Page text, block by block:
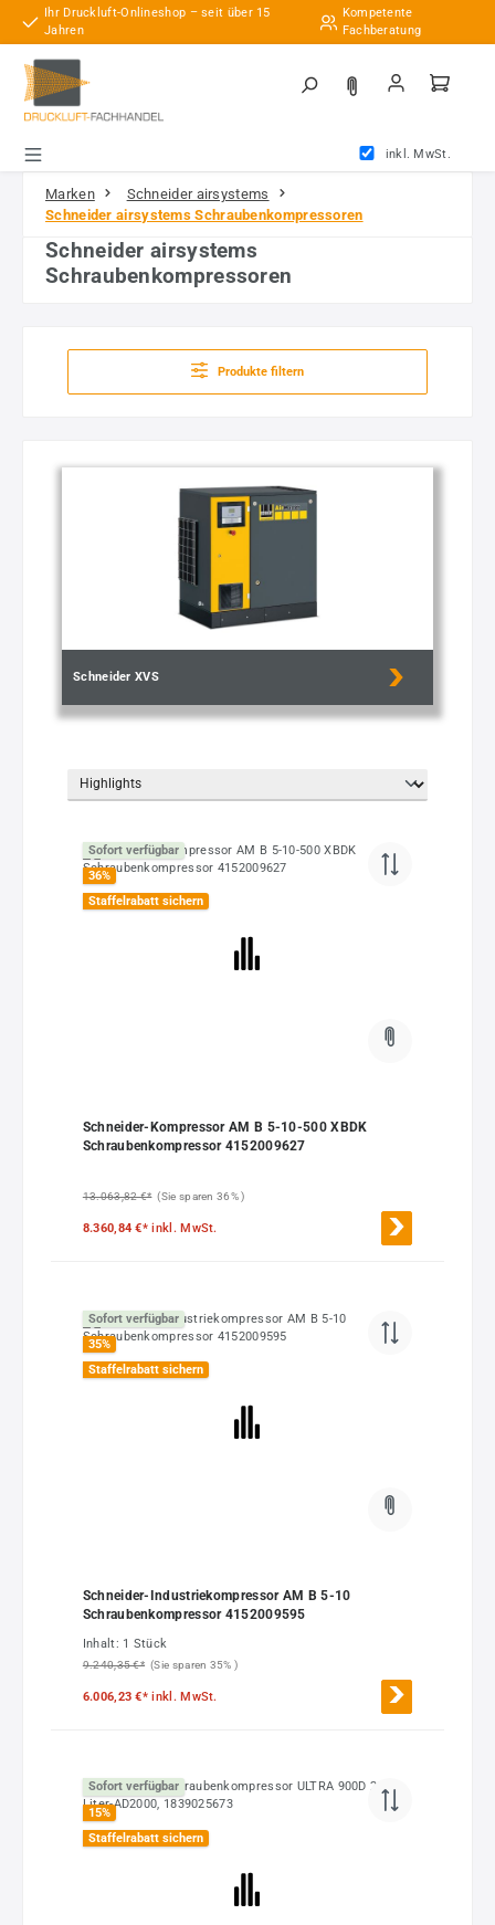
Zum Hauptinhalt springen
Ihr Druckluft-Onlineshop – seit über 15
Jahren
Kompetente
Fachberatung
inkl. MwSt.
Marken
Schneider airsystems
Schneider airsystems Schraubenkompressoren
Schneider airsystems
Schraubenkompressoren
Produkte filtern
Schneider XVS
Sofort verfügbar
36%
Staffelrabatt sichern
Schneider-Kompressor AM B 5-10-500 XBDK
Schraubenkompressor 4152009627
13.063,82 €* (Sie sparen 36% )
8.360,84 €*inkl. MwSt.
Sofort verfügbar
35%
Staffelrabatt sichern
Schneider-Industriekompressor AM B 5-10
Schraubenkompressor 4152009595
Inhalt: 1 Stück
9.240,35 €* (Sie sparen 35% )
6.006,23 €*inkl. MwSt.
Sofort verfügbar
15%
Staffelrabatt sichern